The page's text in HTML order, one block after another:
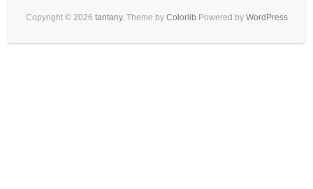
Copyright © 2026 tantany. Theme by Colorlib Powered by WordPress